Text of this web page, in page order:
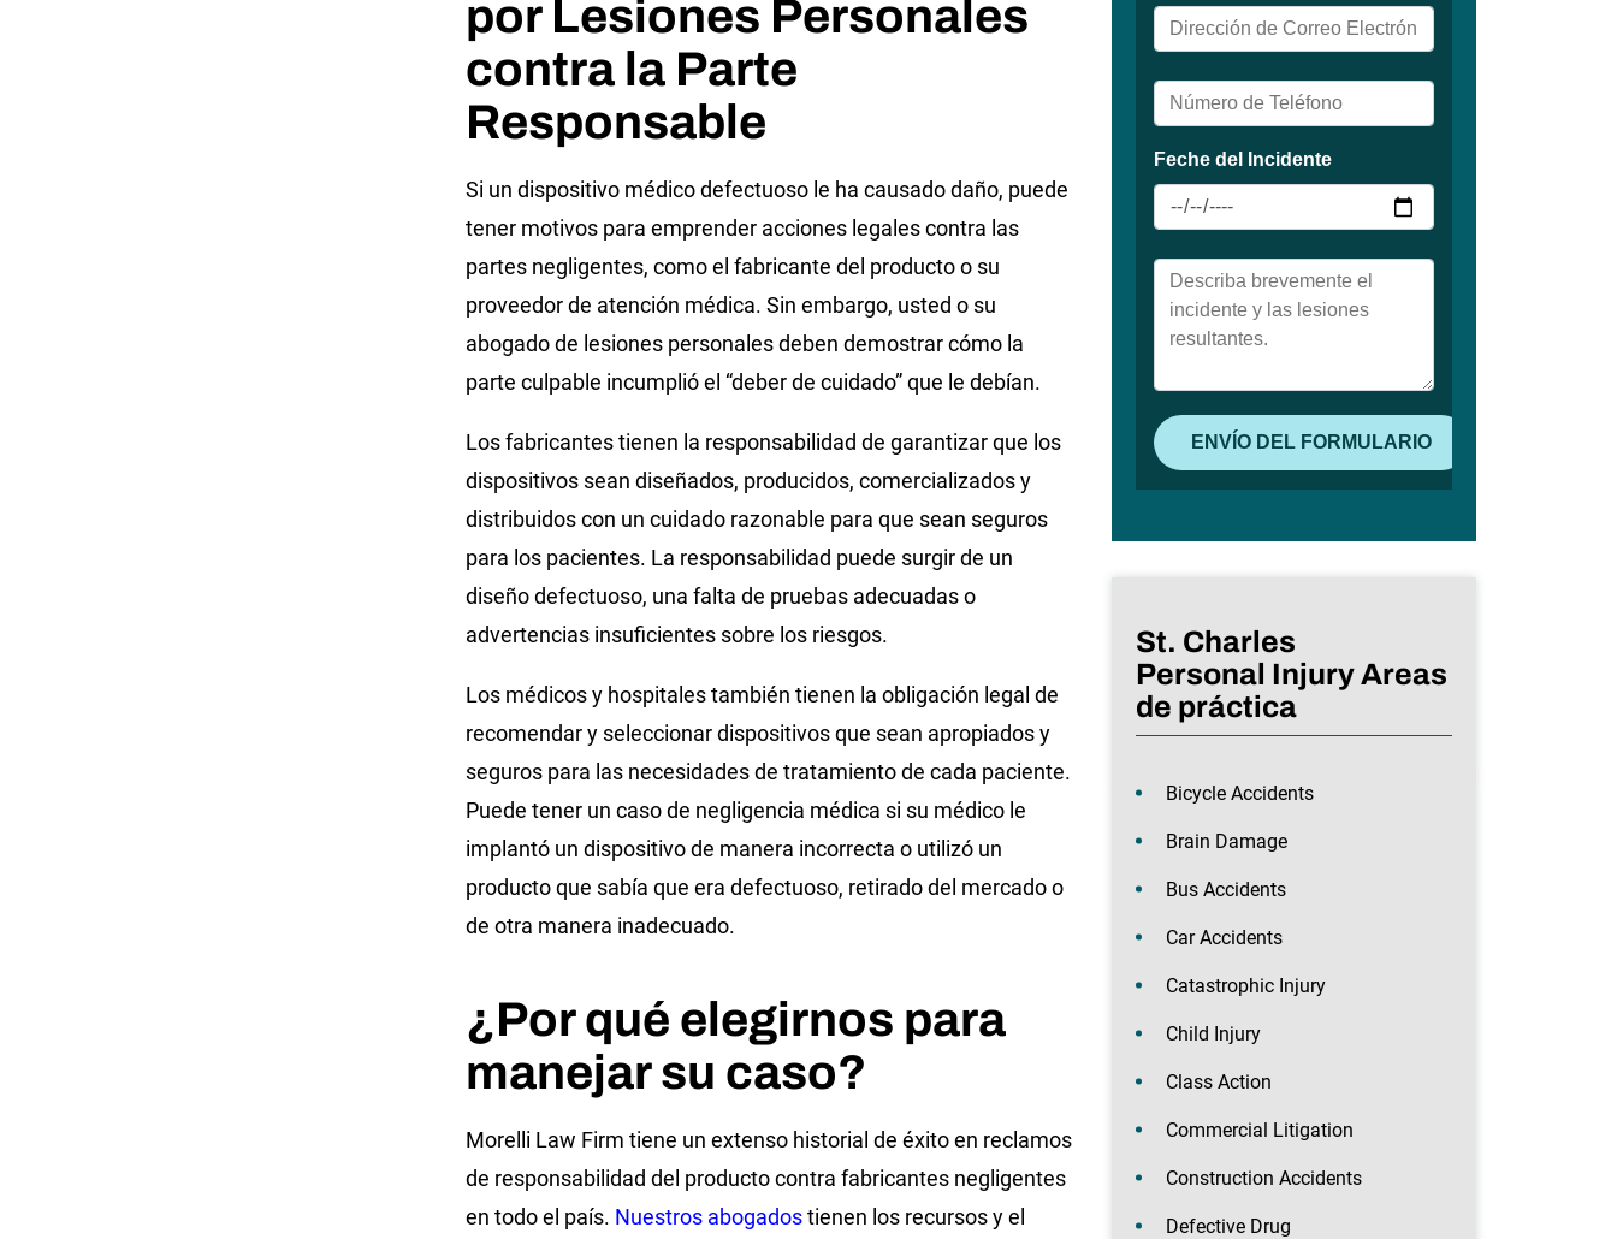
por Lesiones Personales
contra la Parte
Responsable
Si un dispositivo médico defectuoso le ha causado daño, puede
tener motivos para emprender acciones legales contra las
partes negligentes, como el fabricante del producto o su
proveedor de atención médica. Sin embargo, usted o su
abogado de lesiones personales deben demostrar cómo la
parte culpable incumplió el “deber de cuidado” que le debían.
Los fabricantes tienen la responsabilidad de garantizar que los
dispositivos sean diseñados, producidos, comercializados y
distribuidos con un cuidado razonable para que sean seguros
para los pacientes. La responsabilidad puede surgir de un
diseño defectuoso, una falta de pruebas adecuadas o
advertencias insuficientes sobre los riesgos.
Los médicos y hospitales también tienen la obligación legal de
recomendar y seleccionar dispositivos que sean apropiados y
seguros para las necesidades de tratamiento de cada paciente.
Puede tener un caso de negligencia médica si su médico le
implantó un dispositivo de manera incorrecta o utilizó un
producto que sabía que era defectuoso, retirado del mercado o
de otra manera inadecuado.
¿Por qué elegirnos para
manejar su caso?
Morelli Law Firm tiene un extenso historial de éxito en reclamos
de responsabilidad del producto contra fabricantes negligentes
en todo el país. Nuestros abogadostienen los recursos y el
St. Charles
Personal Injury Areas
de práctica
Bicycle Accidents
Brain Damage
Bus Accidents
Car Accidents
Catastrophic Injury
Child Injury
Class Action
Commercial Litigation
Construction Accidents
Defective Drug